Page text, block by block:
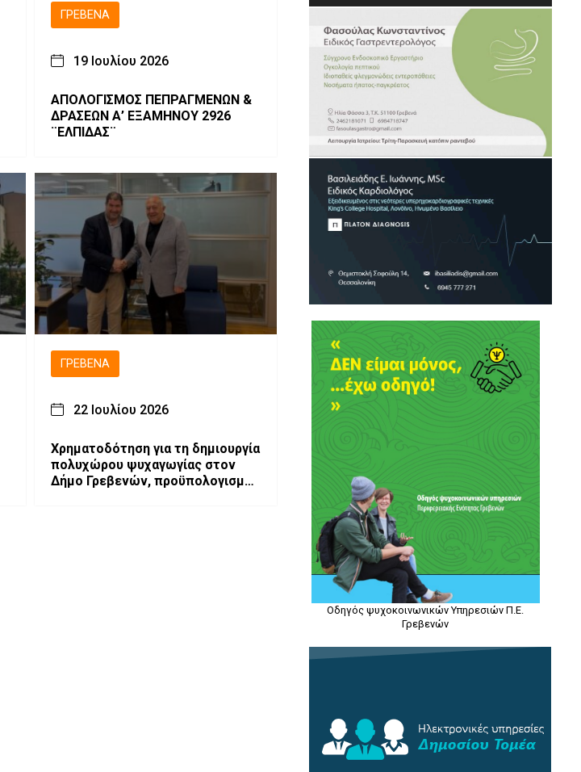
ΓΡΕΒΕΝΆ
19 Ιουλίου 2026
ΑΠΟΛΟΓΙΣΜΟΣ ΠΕΠΡΑΓΜΕΝΩΝ &
ΔΡΑΣΕΩΝ Α’ ΕΞΑΜΗΝΟΥ 2926
¨ΕΛΠΙΔΑΣ¨
ΓΡΕΒΕΝΆ
22 Ιουλίου 2026
Χρηματοδότηση για τη δημιουργία
πολυχώρου ψυχαγωγίας στον
Δήμο Γρεβενών, προϋπολογισμού
Οδηγός ψυχοκοινωνικών Υπηρεσιών Π.Ε.
Γρεβενών